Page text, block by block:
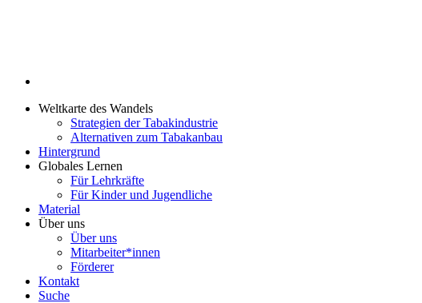
Weltkarte des Wandels
Strategien der Tabakindustrie
Alternativen zum Tabakanbau
Hintergrund
Globales Lernen
Für Lehrkräfte
Für Kinder und Jugendliche
Material
Über uns
Über uns
Mitarbeiter*innen
Förderer
Kontakt
Suche